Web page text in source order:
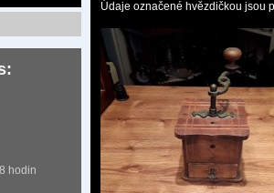
hodin
Údaje označené hvězdičkou jsou